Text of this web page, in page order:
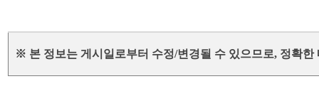
※ 본 정보는 게시일로부터 수정/변경될 수 있으므로, 정확한